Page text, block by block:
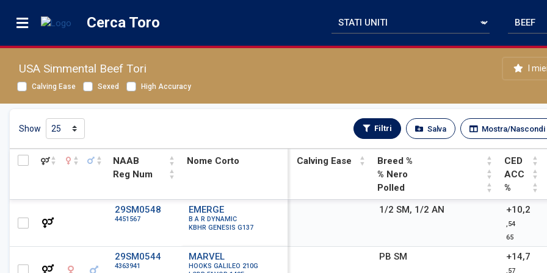
Cerca Toro
USA Simmental Beef Tori I
Calving Ease Sexed High Accuracy
Show Filtri Salva Mostra/Nascondi
NAAB
Reg Num
Nome Corto Calving Ease
Breed %
% Nero
Polled
CED
ACC
%
NAAB
Nome Corto Breed %
Polled
CED
ACC
%
29SM0548
4451567
EMERGE
B A R DYNAMIC
KBHR GENESIS G137
1/2 SM, 1/2 AN +10,2
,54
65
29SM0544
4363941
MARVEL
HOOKS GALILEO 210G
PB SM +14,7
,57